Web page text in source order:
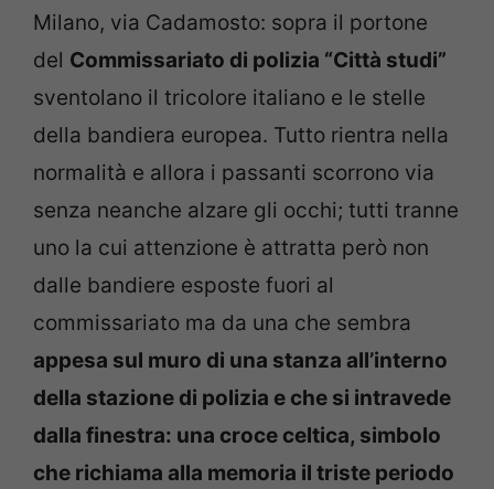
Milano, via Cadamosto: sopra il portone
del Commissariato di polizia “Città studi”
sventolano il tricolore italiano e le stelle
della bandiera europea. Tutto rientra nella
normalità e allora i passanti scorrono via
senza neanche alzare gli occhi; tutti tranne
uno la cui attenzione è attratta però non
dalle bandiere esposte fuori al
commissariato ma da una che sembra
appesa sul muro di una stanza all’interno
della stazione di polizia e che si intravede
dalla finestra: una croce celtica, simbolo
che richiama alla memoria il triste periodo